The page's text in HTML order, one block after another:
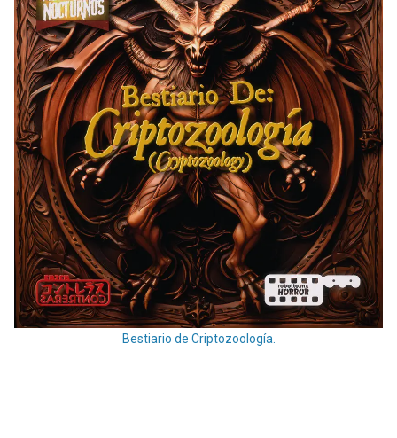
Bestiario de Criptozoología.